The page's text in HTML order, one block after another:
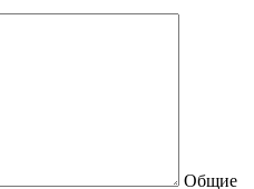
Общие